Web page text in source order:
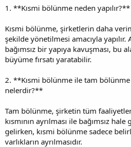
1. **Kısmi bölünme neden yapılır?**
Kısmi bölünme, şirketlerin daha
şekilde yönetilmesi amacıyla yapılır.
bağımsız bir yapıya kavuşması, bu
büyüme fırsatı yaratabilir.
2. **Kısmi bölünme ile tam
nelerdir?**
Tam bölünme, şirketin tüm
kısmının ayrılması ile bağımsız
gelirken, kısmi bölünme sadece
varlıkların ayrılmasıdır.